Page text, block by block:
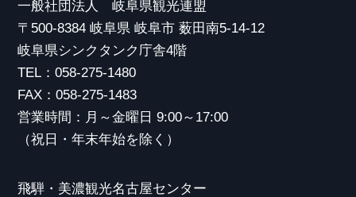
一般社団法人 岐阜県観光連盟
〒500-8384 岐阜県 岐阜市 薮田南5-14-12
岐阜県シンクタンク庁舎4階
TEL：058-275-1480
FAX：058-275-1483
営業時間：月～金曜日 9:00～17:00
（祝日・年末年始を除く）
飛騨・美濃観光名古屋センター